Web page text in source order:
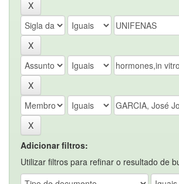
Adicionar filtros:
Utilizar filtros para refinar o resultado de